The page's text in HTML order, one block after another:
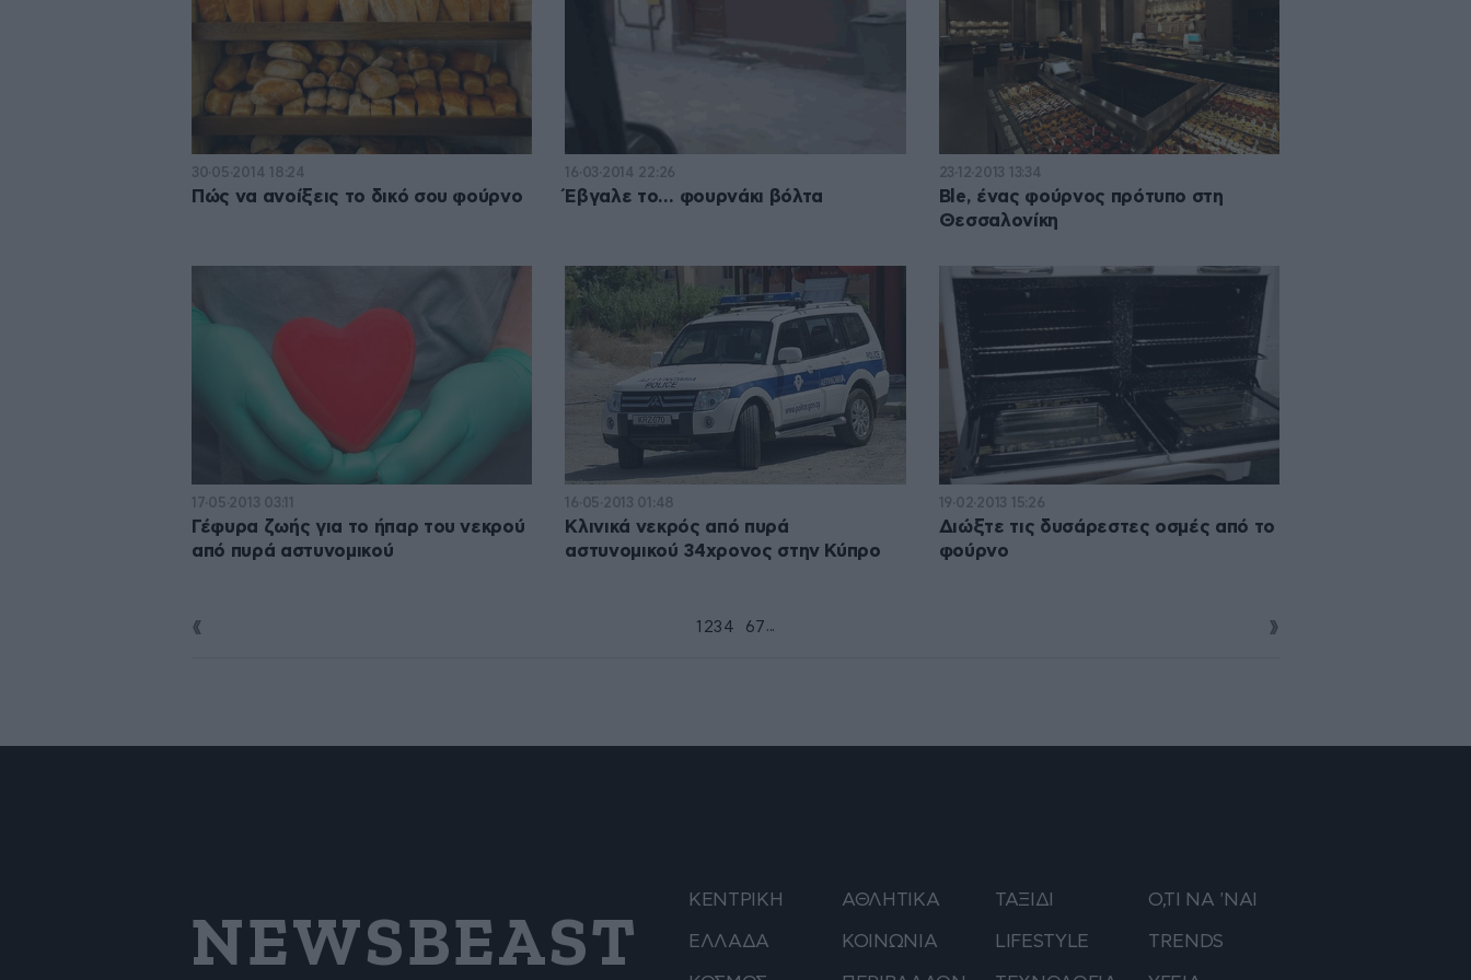
30·05·2014 18:24
Πώς να ανοίξεις το δικό σου φούρνο
16·03·2014 22:26
Έβγαλε το… φουρνάκι βόλτα
23·12·2013 13:34
Ble, ένας φούρνος πρότυπο στη
Θεσσαλονίκη
17·05·2013 03:11
Γέφυρα ζωής για το ήπαρ του νεκρού
από πυρά αστυνομικού
16·05·2013 01:48
Κλινικά νεκρός από πυρά
αστυνομικού 34χρονος στην Κύπρο
19·02·2013 15:26
Διώξτε τις δυσάρεστες οσμές από το
φούρνο
1 23 4 6 7 ...
NEWSBEAST
ΚΕΝΤΡΙΚΗ
ΕΛΛΑΔΑ
ΑΘΛΗΤΙΚΑ
ΚΟΙΝΩΝΙΑ
ΤΑΞΙΔΙ
LIFESTYLE
Ο,ΤΙ ΝΑ 'ΝΑΙ
TRENDS